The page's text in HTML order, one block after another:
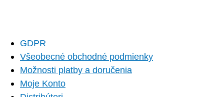
GDPR
Všeobecné obchodné podmienky
Možnosti platby a doručenia
Moje Konto